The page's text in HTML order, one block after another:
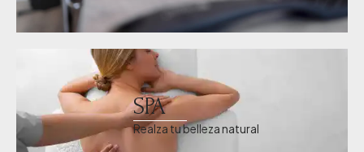
SPA
Realza tu belleza natural